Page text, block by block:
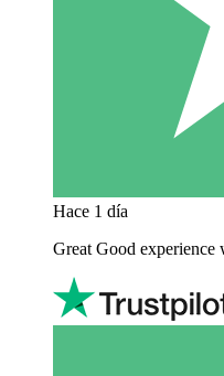
Hace 1 día
Great Good experience